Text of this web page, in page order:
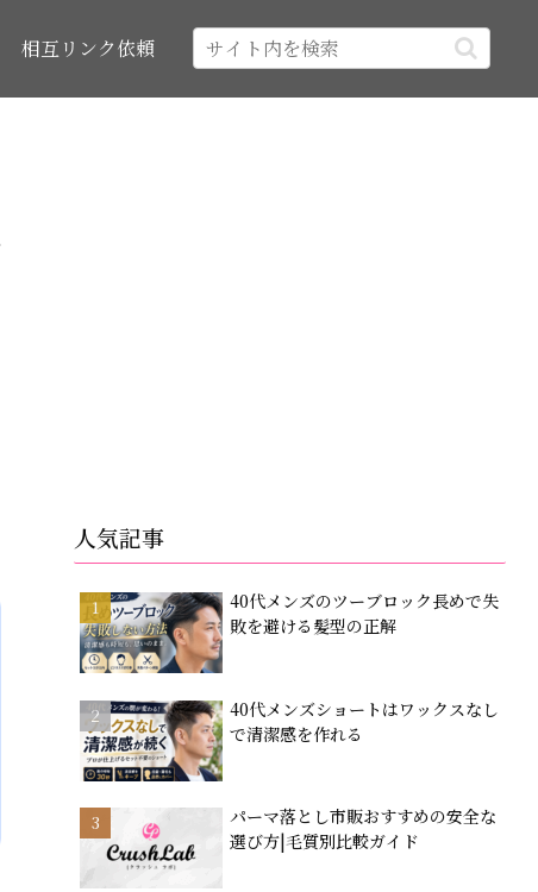
相互リンク依頼
人気記事
40代メンズのツーブロック長めで失
敗を避ける髪型の正解
40代メンズショートはワックスなし
で清潔感を作れる
パーマ落とし市販おすすめの安全な
選び方|毛質別比較ガイド